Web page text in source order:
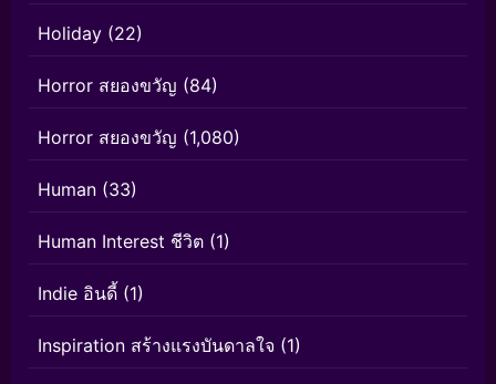
Holiday (22)
Horror สยองขวัญ (84)
Horror สยองขวัญ (1,080)
Human (33)
Human Interest ชีวิต (1)
Indie อินดี้ (1)
Inspiration สร้างแรงบันดาลใจ (1)